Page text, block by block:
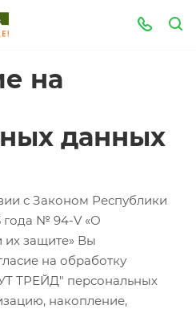
на
данных
с Законом Республики
года № 94-V «О
их защите» Вы
на обработку
ТРЕЙД" персональных
накопление,